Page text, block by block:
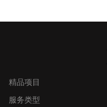
精品项目
服务类型